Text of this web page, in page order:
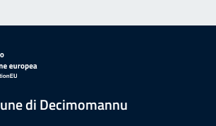
di Decimomannu